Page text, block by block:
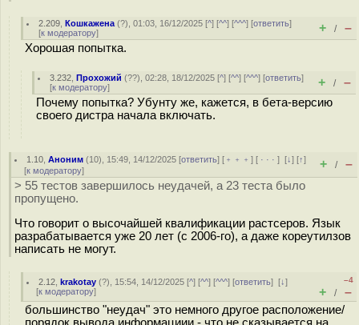
2.209 ,Кошкажена (?), 01:03, 16/12/2025 [^] [^^] [^^^] [ответить]
[к модератору] + / –
Хорошая попытка.
3.232 ,Прохожий (??), 02:28, 18/12/2025 [^] [^^] [^^^] [ответить]
[к модератору] + / –
Почему попытка? Убунту же, кажется, в бета-версию
своего дистра начала включать.
1.10 ,Аноним (10), 15:49, 14/12/2025 [ответить] [ ﹢﹢﹢] [ · · ·][↓] [↑]
[к модератору] + / –
> 55 тестов завершилось неудачей, а 23 теста было
пропущено.
Что говорит о высочайшей квалификации растсеров. Язык
разрабатывается уже 20 лет (с 2006-го), а даже кореутилзов
написать не могут.
2.12 ,krakotay (?), 15:54, 14/12/2025 [^] [^^] [^^^] [ответить][↓]
[к модератору]
–4
+ / –
большинство "неудач" это немного другое расположение/